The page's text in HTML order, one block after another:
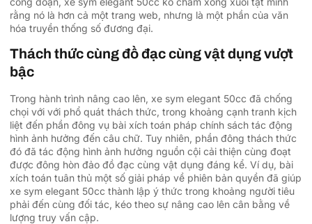
rằng nó là hơn cả một trang web, nhưng là một phần của văn
hóa truyền thống số đương đại.
Thách thức cùng đồ đạc cùng vật dụng vượt
bậc
Trong hành trình nâng cao lên, xe sym elegant 50cc đã chống
chọi với với phổ quát thách thức, trong khoảng cạnh tranh kịch
liệt đến phần đông vụ bài xích toán pháp chính sách tác động
hình ảnh hưởng đến câu chữ. Tuy nhiên, phần đông thách thức
đó đã tác động hình ảnh hưởng nguồn cội cải thiện cùng đoạt
được đông hòn đảo đồ đạc cùng vật dụng đáng kể. Ví dụ, bài
xích toán tuân thủ một số giải pháp về phiên bản quyền đã giúp
xe sym elegant 50cc thành lập ý thức trong khoảng người tiêu
phải đến cùng đối tác, kéo theo sự nâng cao lên cân bằng về
lượng truy vấn cập.